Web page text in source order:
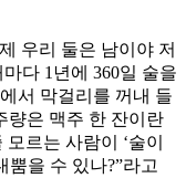
우리 둘은 남이야 저
다 1년에 360일 술을
서 막걸리를 꺼내 들
량은 맥주 한 잔이란
르는 사람이 ‘술이
뿜을 수 있나?”라고